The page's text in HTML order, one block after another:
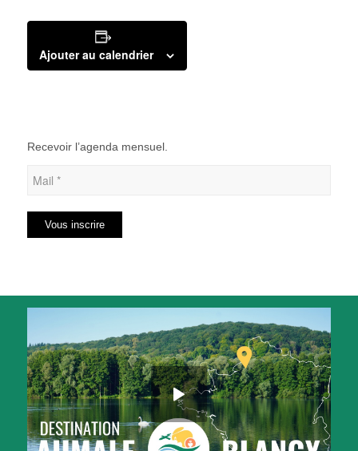
Ajouter au calendrier
Recevoir l’agenda mensuel.